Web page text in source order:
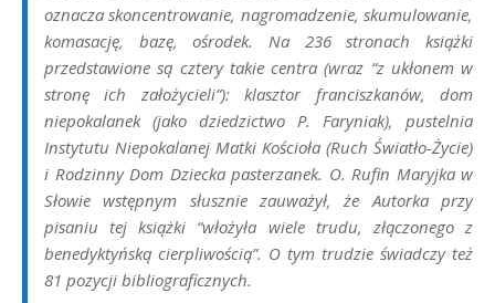
oznacza skoncentrowanie, nagromadzenie, skumulowanie,
komasację, bazę, ośrodek. Na 236 stronach książki
przedstawione są cztery takie centra (wraz “z ukłonem w
stronę ich założycieli”): klasztor franciszkanów, dom
niepokalanek (jako dziedzictwo P. Faryniak), pustelnia
Instytutu Niepokalanej Matki Kościoła (Ruch Światło-Życie)
i Rodzinny Dom Dziecka pasterzanek. O. Rufin Maryjka w
Słowie wstępnym słuszniezauważył, że Autorka przy
pisaniu tej książki “włożyła wiele trudu, złączonego z
benedyktyńską cierpliwością”. O tym trudzie świadczy też
81 pozycji bibliograficznych.